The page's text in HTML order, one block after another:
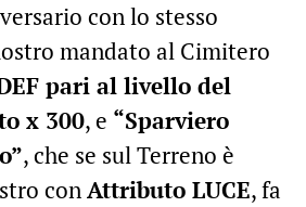
con lo stesso
mandato al Cimitero
pari al livello del
x 300, e “Sparviero
, che se sul Terreno è
conAttributo LUCE, fa